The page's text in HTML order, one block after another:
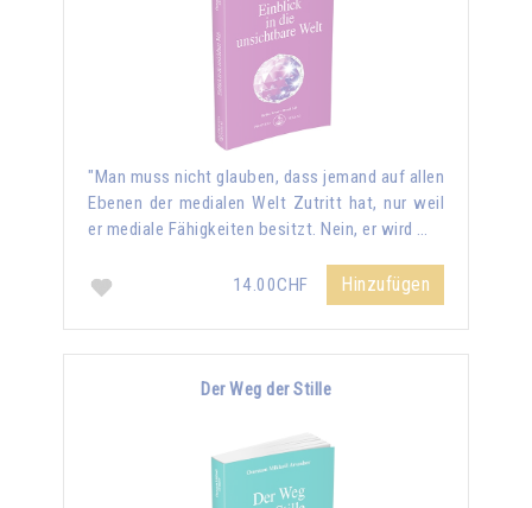
"Man muss nicht glauben, dass jemand auf allen
Ebenen der medialen Welt Zutritt hat, nur weil
er mediale Fähigkeiten besitzt. Nein, er wird …
14.00CHF Hinzufügen
Der Weg der Stille